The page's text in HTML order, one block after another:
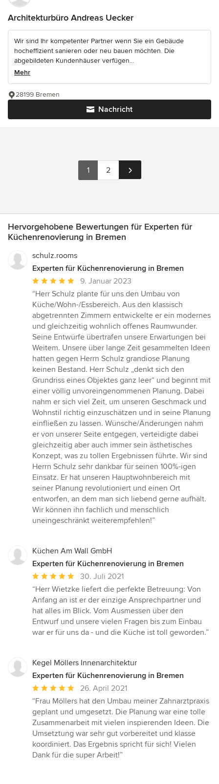
Architekturbüro Andreas Uecker
Wir sind Ihr kompetenter Partner wenn Sie ein Gebäude
hocheffizient sanieren oder neu bauen möchten. Die
abgebildeten Kundenhäuser verfügen...
Mehr
Nachricht
28199 Bremen
1 2
Hervorgehobene Bewertungen für Experten für
Küchenrenovierung in Bremen
schulz.rooms
Experten für Küchenrenovierung in Bremen
Durchschnittliche
Bewertung:
5
von
5
Sternen
9. Januar 2023
“Herr Schulz plante für uns den Umbau von
Küche/Wohn-/Essbereich. Aus den klassisch
abgetrennten Zimmern entwickelte er ein modernes
und gleichzeitig wohnlich offenes Raumwunder.
Seine Entwürfe übertrafen unsere Erwartungen bei
Weitem. Unsere über lange Zeit gesammelten Ideen
hatten gegen Herrn Schulz grandiose Planung
keinen Bestand. Herr Schulz „denkt sich den
Grundriss eines Objektes ganz leer“ und beginnt mit
einer völlig unvoreingenommenen Planung. Dabei
nahm er sich viel Zeit, um unseren Geschmack und
Wohnstil richtig einzuschätzen und in seine Planung
einfließen zu lassen. Wünsche/Änderungen nahm
er von unserer Seite entgegen, verteidigte dabei
gleichzeitig aber auch immer sein ästhetisches
Konzept, was zu tollen Ergebnissen führte. Wir sind
Herrn Schulz sehr dankbar für seinen 100%-igen
Einsatz. Er hat unseren Hauptwohnbereich mit
seiner Planung revolutioniert und einen Ort
entworfen, an dem man sich liebend gerne aufhält.
Wir können ihn fachlich und menschlich
uneingeschränkt weiterempfehlen!”
Küchen Am Wall GmbH
Experten für Küchenrenovierung in Bremen
Durchschnittliche
Bewertung:
5
von
5
Sternen
30. Juli 2021
“Herr Wietzke liefert die perfekte Betreuung: Von
Anfang an ist er der einzige Ansprechpartner und
hat alles im Blick. Vom Ausmessen über den
Entwurf und unsere vielen Fragen bis zum Einbau
war er für uns da - und die Küche ist toll geworden.”
Kegel Möllers Innenarchitektur
Experten für Küchenrenovierung in Bremen
Durchschnittliche
Bewertung:
5
von
5
Sternen
26. April 2021
“Frau Möllers hat den Umbau meiner Zahnarztpraxis
geplant und umgesetzt. Die Planung war eine tolle
Zusammenarbeit mit vielen inspierenden Ideen. Die
Umsetztung war sehr gut vorbereitet und klasse
koordiniert. Das Ergebnis spricht für sich! Vielen
Dank für die super Arbeit!”